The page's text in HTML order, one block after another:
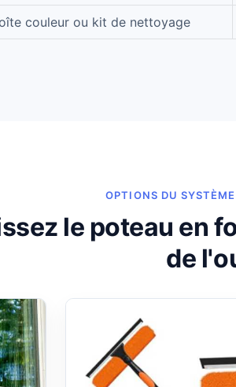
couleur ou kit de nettoyage
OPTIONS DU
le poteau en
de